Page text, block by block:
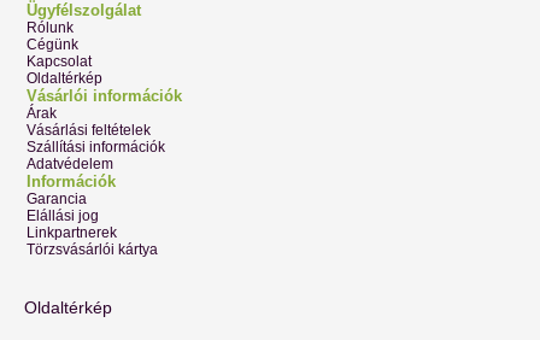
Ügyfélszolgálat
Rólunk
Cégünk
Kapcsolat
Oldaltérkép
Vásárlói információk
Árak
Vásárlási feltételek
Szállítási információk
Adatvédelem
Információk
Garancia
Elállási jog
Linkpartnerek
Törzsvásárlói kártya
Oldaltérkép